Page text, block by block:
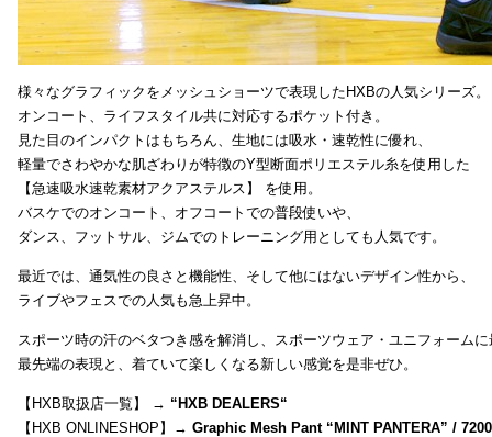
様々なグラフィックをメッシュショーツで表現したHXBの人気シリーズ。
オンコート、ライフスタイル共に対応するポケット付き。
見た目のインパクトはもちろん、生地には吸水・速乾性に優れ、
軽量でさわやかな肌ざわりが特徴のY型断面ポリエステル糸を使用した
【急速吸水速乾素材アクアステルス】 を使用。
バスケでのオンコート、オフコートでの普段使いや、
ダンス、フットサル、ジムでのトレーニング用としても人気です。
最近では、通気性の良さと機能性、そして他にはないデザイン性から、
ライブやフェスでの人気も急上昇中。
スポーツ時の汗のベタつき感を解消し、スポーツウェア・ユニフォーム
最先端の表現と、着ていて楽しくなる新しい感覚を是非ぜひ。
【HXB取扱店一覧】 → “HXB DEALERS“
【HXB ONLINESHOP】→ Graphic Mesh Pant “MINT PANTERA” /